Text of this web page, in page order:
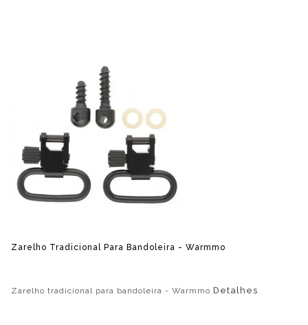
Zarelho Tradicional Para Bandoleira - Warmmo
Zarelho tradicional para bandoleira - Warmmo Detalhes